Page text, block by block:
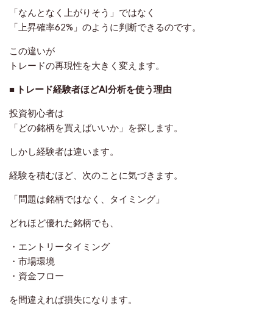
「なんとなく上がりそう」ではなく
「上昇確率62%」のように判断できるのです。
この違いが
トレードの再現性を大きく変えます。
■ トレード経験者ほどAI分析を使う理由
投資初心者は
「どの銘柄を買えばいいか」を探します。
しかし経験者は違います。
経験を積むほど、次のことに気づきます。
「問題は銘柄ではなく、タイミング」
どれほど優れた銘柄でも、
・エントリータイミング
・市場環境
・資金フロー
を間違えれば損失になります。